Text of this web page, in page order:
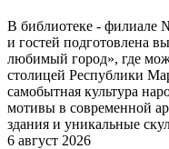
В библиотеке - филиале
и гостей подготовлена
любимый город», где
столицей Республики
самобытная культура
мотивы в современной
здания и уникальные
6 август 2026